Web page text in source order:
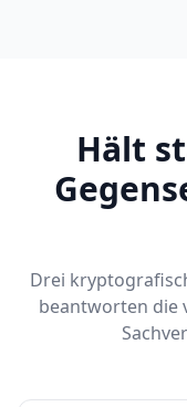
Hält
Drei
beantworten die